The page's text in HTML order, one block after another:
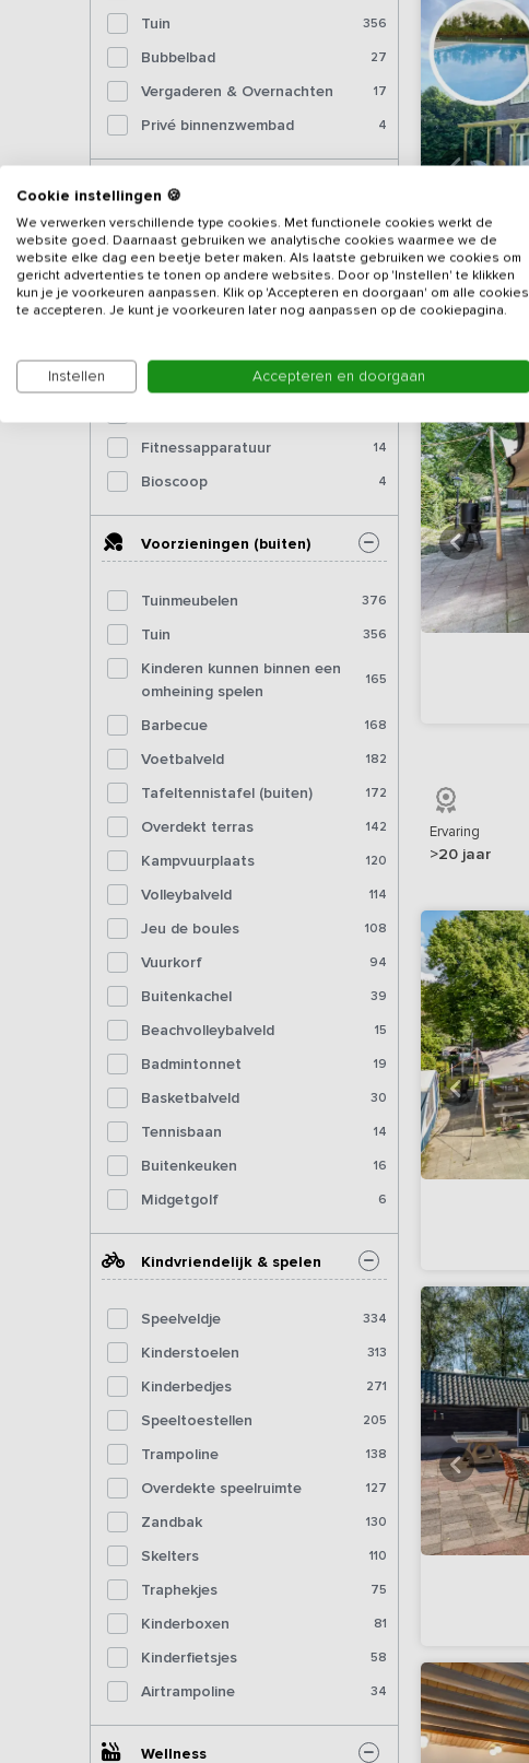
Tuin 356
Bubbelbad 27
Vergaderen & Overnachten 17
Privé binnenzwembad 4
Voorzieningen (binnen)
Sjoelbak 203
Tafelvoetbal 136
Tafeltennistafel (binnen) 77
49
Fitnessapparatuur 14
Bioscoop 4
Voorzieningen (buiten)
Tuinmeubelen 376
Tuin 356
Kinderen kunnen binnen een
omheining spelen
165
Barbecue 168
Voetbalveld 182
Tafeltennistafel (buiten) 172
Overdekt terras 142
Kampvuurplaats 120
Volleybalveld 114
Jeu de boules 108
Vuurkorf 94
Buitenkachel 39
Beachvolleybalveld 15
Badmintonnet 19
Basketbalveld 30
Tennisbaan 14
Buitenkeuken 16
Midgetgolf 6
Kindvriendelijk & spelen
Speelveldje 334
Kinderstoelen 313
Kinderbedjes 271
Speeltoestellen 205
Trampoline 138
Overdekte speelruimte 127
Zandbak 130
Skelters 110
Traphekjes 75
Kinderboxen 81
Kinderfietsjes 58
Airtrampoline 34
Wellness
Ervaring
>20 jaar
Cookie instellingen 🍪
We verwerken verschillende type cookies. Met functionele cookies werkt de
website goed. Daarnaast gebruiken we analytische cookies waarmee we de
website elke dag een beetje beter maken. Als laatste gebruiken we cookies om
gericht advertenties te tonen op andere websites. Door op 'Instellen' te klikken
kun je je voorkeuren aanpassen. Klik op 'Accepteren en doorgaan' om alle cookies
te accepteren. Je kunt je voorkeuren later nog aanpassen op de cookiepagina.
Instellen Accepteren en doorgaan